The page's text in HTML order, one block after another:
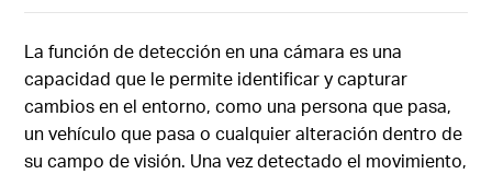
La función de detección en una cámara es una
capacidad que le permite identificar y capturar
cambios en el entorno, como una persona que pasa,
un vehículo que pasa o cualquier alteración dentro de
su campo de visión. Una vez detectado el movimiento,